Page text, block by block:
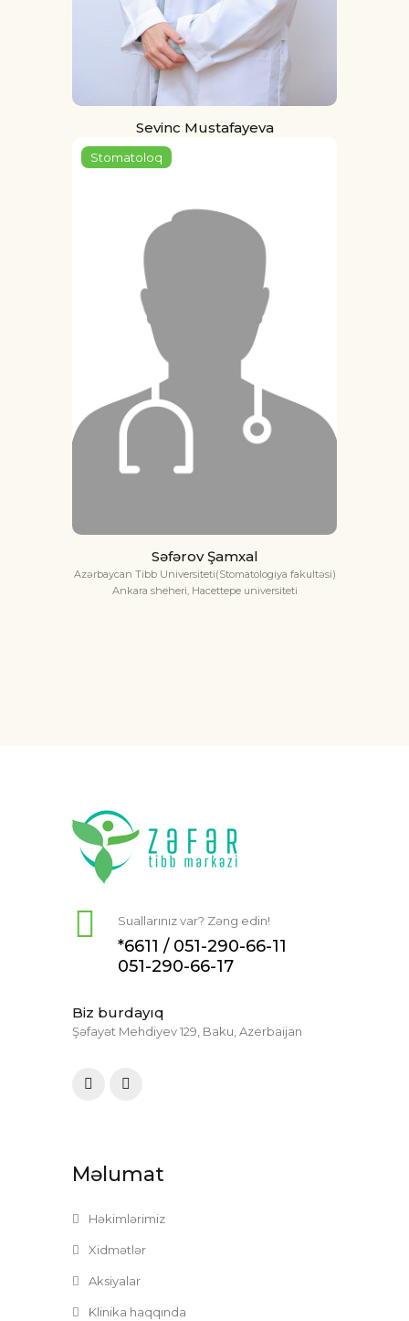
Sevinc Mustafayeva
Səfərov Şamxal
Stomatoloq
Azərbaycan Tibb Universiteti(Stomatologiya fakultəsi)
Ankara sheheri, Hacettepe universiteti
Suallarınız var? Zəng edin!
*6611 / 051-290-66-11
051-290-66-17
Biz burdayıq
Şəfayət Mehdiyev 129, Baku, Azerbaijan
Məlumat
Həkimlərimiz
Xidmətlər
Aksiyalar
Klinika haqqında